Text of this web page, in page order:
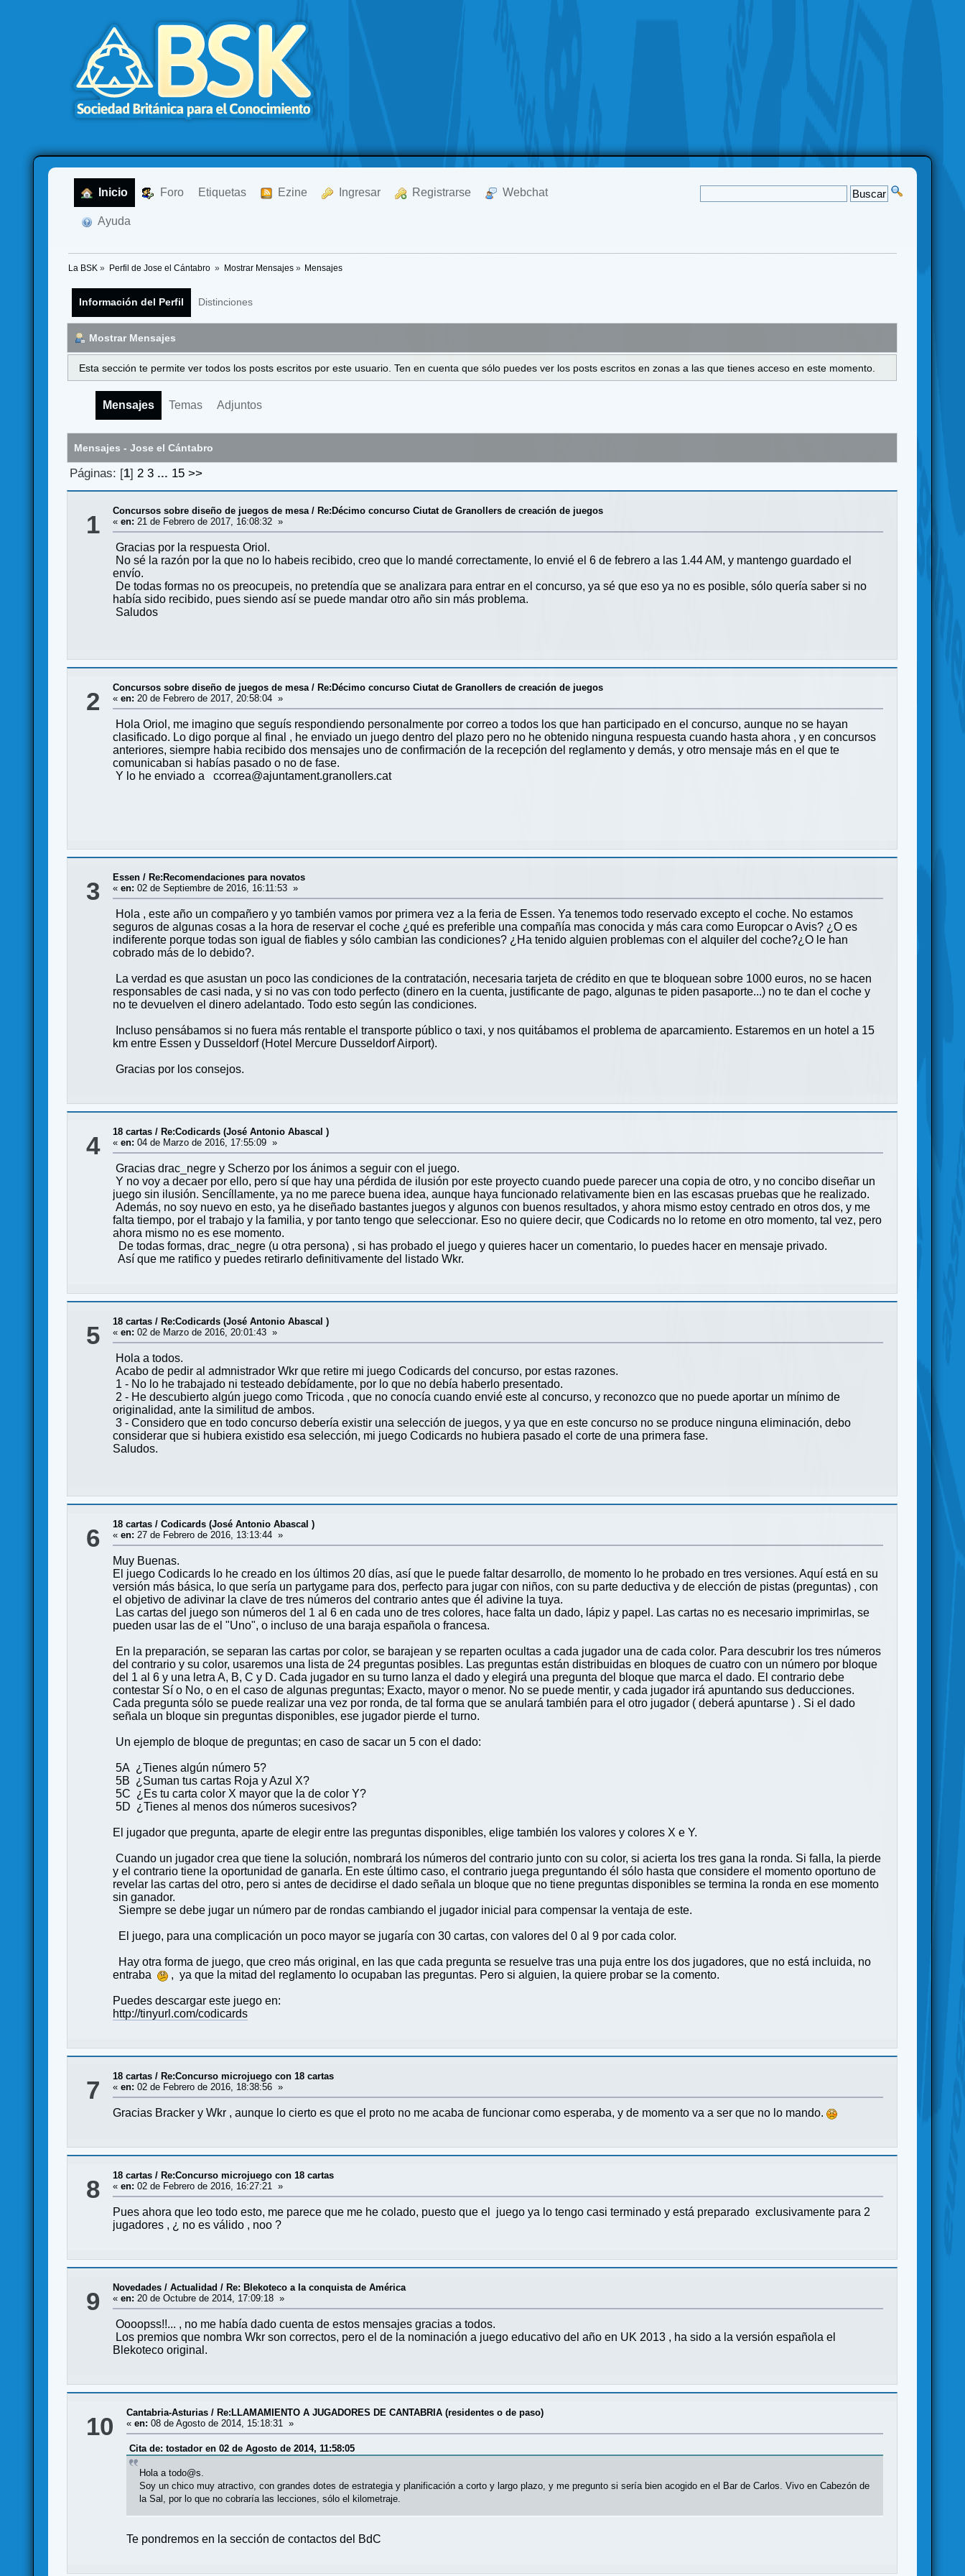
Inicio Foro Etiquetas Ezine Ingresar Registrarse Webchat
Ayuda
La BSK » Perfil de Jose el Cántabro » Mostrar Mensajes» Mensajes
Información del Perfil Distinciones
Mostrar Mensajes
Esta sección te permite ver todos los posts escritos por este usuario. Ten en cuenta que sólo puedes ver los posts escritos en zonas a las que tienes acceso en este momento.
Mensajes Temas Adjuntos
Mensajes - Jose el Cántabro
Páginas: [1] 2 3 ... 15 >>
1 Concursos sobre diseño de juegos de mesa/ Re:Décimo concurso Ciutat de Granollers de creación de juegos
«en: 21 de Febrero de 2017, 16:08:32 »
Gracias por la respuesta Oriol.
No sé la razón por la que no lo habeis recibido, creo que lo mandé correctamente, lo envié el 6 de febrero a las 1.44 AM, y mantengo guardado el
envío.
De todas formas no os preocupeis, no pretendía que se analizara para entrar en el concurso, ya sé que eso ya no es posible, sólo quería saber si no
había sido recibido, pues siendo así se puede mandar otro año sin más problema.
Saludos
2 Concursos sobre diseño de juegos de mesa/ Re:Décimo concurso Ciutat de Granollers de creación de juegos
«en: 20 de Febrero de 2017, 20:58:04 »
Hola Oriol, me imagino que seguís respondiendo personalmente por correo a todos los que han participado en el concurso, aunque no se hayan
clasificado. Lo digo porque al final , he enviado un juego dentro del plazo pero no he obtenido ninguna respuesta cuando hasta ahora , y en concursos
anteriores, siempre habia recibido dos mensajes uno de confirmación de la recepción del reglamento y demás, y otro mensaje más en el que te
comunicaban si habías pasado o no de fase.
Y lo he enviado a ccorrea@ajuntament.granollers.cat
3 Essen / Re:Recomendaciones para novatos
«en: 02 de Septiembre de 2016, 16:11:53 »
Hola , este año un compañero y yo también vamos por primera vez a la feria de Essen. Ya tenemos todo reservado excepto el coche. No estamos
seguros de algunas cosas a la hora de reservar el coche ¿qué es preferible una compañía mas conocida y más cara como Europcar o Avis? ¿O es
indiferente porque todas son igual de fiables y sólo cambian las condiciones? ¿Ha tenido alguien problemas con el alquiler del coche?¿O le han
cobrado más de lo debido?.
La verdad es que asustan un poco las condiciones de la contratación, necesaria tarjeta de crédito en que te bloquean sobre 1000 euros, no se hacen
responsables de casi nada, y si no vas con todo perfecto (dinero en la cuenta, justificante de pago, algunas te piden pasaporte...) no te dan el coche y
no te devuelven el dinero adelantado. Todo esto según las condiciones.
Incluso pensábamos si no fuera más rentable el transporte público o taxi, y nos quitábamos el problema de aparcamiento. Estaremos en un hotel a 15
km entre Essen y Dusseldorf (Hotel Mercure Dusseldorf Airport).
Gracias por los consejos.
4 18 cartas / Re:Codicards (José Antonio Abascal )
«en: 04 de Marzo de 2016, 17:55:09 »
Gracias drac_negre y Scherzo por los ánimos a seguir con el juego.
Y no voy a decaer por ello, pero sí que hay una pérdida de ilusión por este proyecto cuando puede parecer una copia de otro, y no concibo diseñar un
juego sin ilusión. Sencíllamente, ya no me parece buena idea, aunque haya funcionado relativamente bien en las escasas pruebas que he realizado.
Además, no soy nuevo en esto, ya he diseñado bastantes juegos y algunos con buenos resultados, y ahora mismo estoy centrado en otros dos, y me
falta tiempo, por el trabajo y la familia, y por tanto tengo que seleccionar. Eso no quiere decir, que Codicards no lo retome en otro momento, tal vez, pero
ahora mismo no es ese momento.
De todas formas, drac_negre (u otra persona) , si has probado el juego y quieres hacer un comentario, lo puedes hacer en mensaje privado.
Así que me ratifico y puedes retirarlo definitivamente del listado Wkr.
5 18 cartas / Re:Codicards (José Antonio Abascal )
«en: 02 de Marzo de 2016, 20:01:43 »
Hola a todos.
Acabo de pedir al admnistrador Wkr que retire mi juego Codicards del concurso, por estas razones.
1 - No lo he trabajado ni testeado debídamente, por lo que no debía haberlo presentado.
2 - He descubierto algún juego como Tricoda , que no conocía cuando envié este al concurso, y reconozco que no puede aportar un mínimo de
originalidad, ante la similitud de ambos.
3 - Considero que en todo concurso debería existir una selección de juegos, y ya que en este concurso no se produce ninguna eliminación, debo
considerar que si hubiera existido esa selección, mi juego Codicards no hubiera pasado el corte de una primera fase.
Saludos.
6 18 cartas /Codicards (José Antonio Abascal )
«en: 27 de Febrero de 2016, 13:13:44 »
Muy Buenas.
El juego Codicards lo he creado en los últimos 20 días, así que le puede faltar desarrollo, de momento lo he probado en tres versiones. Aquí está en su
versión más básica, lo que sería un partygame para dos, perfecto para jugar con niños, con su parte deductiva y de elección de pistas (preguntas) , con
el objetivo de adivinar la clave de tres números del contrario antes que él adivine la tuya.
Las cartas del juego son números del 1 al 6 en cada uno de tres colores, hace falta un dado, lápiz y papel. Las cartas no es necesario imprimirlas, se
pueden usar las de el "Uno", o incluso de una baraja española o francesa.
En la preparación, se separan las cartas por color, se barajean y se reparten ocultas a cada jugador una de cada color. Para descubrir los tres números
del contrario y su color, usaremos una lista de 24 preguntas posibles. Las preguntas están distribuidas en bloques de cuatro con un número por bloque
del 1 al 6 y una letra A, B, C y D. Cada jugador en su turno lanza el dado y elegirá una pregunta del bloque que marca el dado. El contrario debe
contestar Sí o No, o en el caso de algunas preguntas; Exacto, mayor o menor. No se puede mentir, y cada jugador irá apuntando sus deducciones.
Cada pregunta sólo se puede realizar una vez por ronda, de tal forma que se anulará también para el otro jugador ( deberá apuntarse ) . Si el dado
señala un bloque sin preguntas disponibles, ese jugador pierde el turno.
Un ejemplo de bloque de preguntas; en caso de sacar un 5 con el dado:
5A ¿Tienes algún número 5?
5B ¿Suman tus cartas Roja y Azul X?
5C ¿Es tu carta color X mayor que la de color Y?
5D ¿Tienes al menos dos números sucesivos?
El jugador que pregunta, aparte de elegir entre las preguntas disponibles, elige también los valores y colores X e Y.
Cuando un jugador crea que tiene la solución, nombrará los números del contrario junto con su color, si acierta los tres gana la ronda. Si falla, la pierde
y el contrario tiene la oportunidad de ganarla. En este último caso, el contrario juega preguntando él sólo hasta que considere el momento oportuno de
revelar las cartas del otro, pero si antes de decidirse el dado señala un bloque que no tiene preguntas disponibles se termina la ronda en ese momento
sin ganador.
Siempre se debe jugar un número par de rondas cambiando el jugador inicial para compensar la ventaja de este.
El juego, para una complicación un poco mayor se jugaría con 30 cartas, con valores del 0 al 9 por cada color.
Hay otra forma de juego, que creo más original, en las que cada pregunta se resuelve tras una puja entre los dos jugadores, que no está incluida, no
entraba
, ya que la mitad del reglamento lo ocupaban las preguntas. Pero si alguien, la quiere probar se la comento.
Puedes descargar este juego en:
http://tinyurl.com/codicards
7 18 cartas / Re:Concurso microjuego con 18 cartas
«en: 02 de Febrero de 2016, 18:38:56 »
Gracias Bracker y Wkr , aunque lo cierto es que el proto no me acaba de funcionar como esperaba, y de momento va a ser que no lo mando.
8 18 cartas / Re:Concurso microjuego con 18 cartas
«en: 02 de Febrero de 2016, 16:27:21 »
Pues ahora que leo todo esto, me parece que me he colado, puesto que el juego ya lo tengo casi terminado y está preparado exclusivamente para 2
jugadores , ¿ no es válido , noo ?
9 Novedades / Actualidad / Re: Blekoteco a la conquista de América
«en: 20 de Octubre de 2014, 17:09:18 »
Oooopss!!... , no me había dado cuenta de estos mensajes gracias a todos.
Los premios que nombra Wkr son correctos, pero el de la nominación a juego educativo del año en UK 2013 , ha sido a la versión española el
Blekoteco original.
10 Cantabria-Asturias / Re:LLAMAMIENTO A JUGADORES DE CANTABRIA (residentes o de paso)
«en: 08 de Agosto de 2014, 15:18:31 »
Cita de: tostador en 02 de Agosto de 2014, 11:58:05
Hola a todo@s.
Soy un chico muy atractivo, con grandes dotes de estrategia y planificación a corto y largo plazo, y me pregunto si sería bien acogido en el Bar de Carlos. Vivo en Cabezón de
la Sal, por lo que no cobraría las lecciones, sólo el kilometraje.
Te pondremos en la sección de contactos del BdC